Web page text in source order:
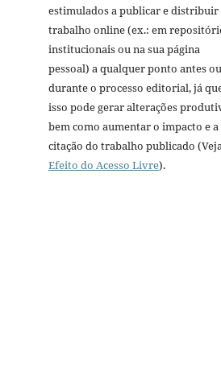
estimulados a publicar e distribuir
trabalho online (ex.: em
institucionais ou na sua página
pessoal) a qualquer ponto antes ou
durante o processo editorial, já
isso pode gerar alterações
bem como aumentar o impacto e a
citação do trabalho publicado
Efeito do Acesso Livre).